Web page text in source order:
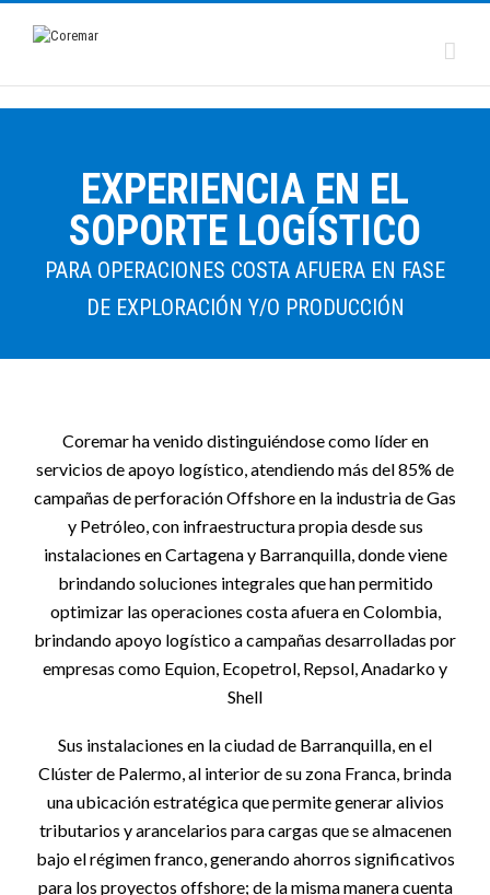
EXPERIENCIA EN EL
SOPORTE LOGÍSTICO
PARA OPERACIONES COSTA AFUERA EN FASE
DE EXPLORACIÓN Y/O PRODUCCIÓN
Coremar ha venido distinguiéndose como líder en
servicios de apoyo logístico, atendiendo más del 85% de
campañas de perforación Offshore en la industria de Gas
y Petróleo, con infraestructura propia desde sus
instalaciones en Cartagena y Barranquilla, donde viene
brindando soluciones integrales que han permitido
optimizar las operaciones costa afuera en Colombia,
brindando apoyo logístico a campañas desarrolladas por
empresas como Equion, Ecopetrol, Repsol, Anadarko y
Shell
Sus instalaciones en la ciudad de Barranquilla, en el
Clúster de Palermo, al interior de su zona Franca, brinda
una ubicación estratégica que permite generar alivios
tributarios y arancelarios para cargas que se almacenen
bajo el régimen franco, generando ahorros significativos
para los proyectos offshore; de la misma manera cuenta